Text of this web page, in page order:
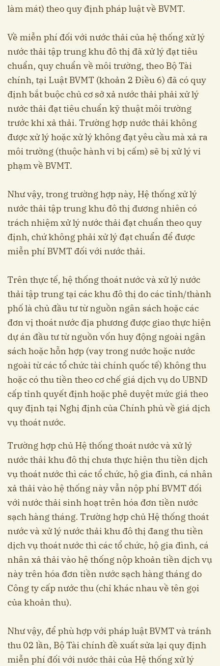
làm mát) theo quy định pháp luật về BVMT.
Về miễn phí đối với nước thải của hệ thống xử lý
nước thải tập trung khu đô thị đã xử lý đạt tiêu
chuẩn, quy chuẩn về môi trường, theo Bộ Tài
chính, tại Luật BVMT (khoản 2 Điều 6) đã có quy
định bắt buộc chủ cơ sở xả nước thải phải xử lý
nước thải đạt tiêu chuẩn kỹ thuật môi trường
trước khi xả thải. Trường hợp nước thải không
được xử lý hoặc xử lý không đạt yêu cầu mà xả ra
môi trường (thuộc hành vi bị cấm) sẽ bị xử lý vi
phạm về BVMT.
Như vậy, trong trường hợp này, Hệ thống xử lý
nước thải tập trung khu đô thị đương nhiên có
trách nhiệm xử lý nước thải đạt chuẩn theo quy
định, chứ không phải xử lý đạt chuẩn để được
miễn phí BVMT đối với nước thải.
Trên thực tế, hệ thống thoát nước và xử lý nước
thải tập trung tại các khu đô thị do các tỉnh/thành
phố là chủ đầu tư từ nguồn ngân sách hoặc các
đơn vị thoát nước địa phương được giao thực hiện
dự án đầu tư từ nguồn vốn huy động ngoài ngân
sách hoặc hỗn hợp (vay trong nước hoặc nước
ngoài từ các tổ chức tài chính quốc tế) không thu
hoặc có thu tiền theo cơ chế giá dịch vụ do UBND
cấp tỉnh quyết định hoặc phê duyệt mức giá theo
quy định tại Nghị định của Chính phủ về giá dịch
vụ thoát nước.
Trường hợp chủ Hệ thống thoát nước và xử lý
nước thải khu đô thị chưa thực hiện thu tiền dịch
vụ thoát nước thì các tổ chức, hộ gia đình, cá nhân
xả thải vào hệ thống này vẫn nộp phí BVMT đối
với nước thải sinh hoạt trên hóa đơn tiền nước
sạch hàng tháng. Trường hợp chủ Hệ thống thoát
nước và xử lý nước thải khu đô thị đang thu tiền
dịch vụ thoát nước thì các tổ chức, hộ gia đình, cá
nhân xả thải vào hệ thống nộp khoản tiền dịch vụ
này trên hóa đơn tiền nước sạch hàng tháng do
Công ty cấp nước thu (chỉ khác nhau về tên gọi
của khoản thu).
Như vậy, để phù hợp với pháp luật BVMT và tránh
thu 02 lần, Bộ Tài chính đề xuất sửa lại quy định
miễn phí đối với nước thải của Hệ thống xử lý